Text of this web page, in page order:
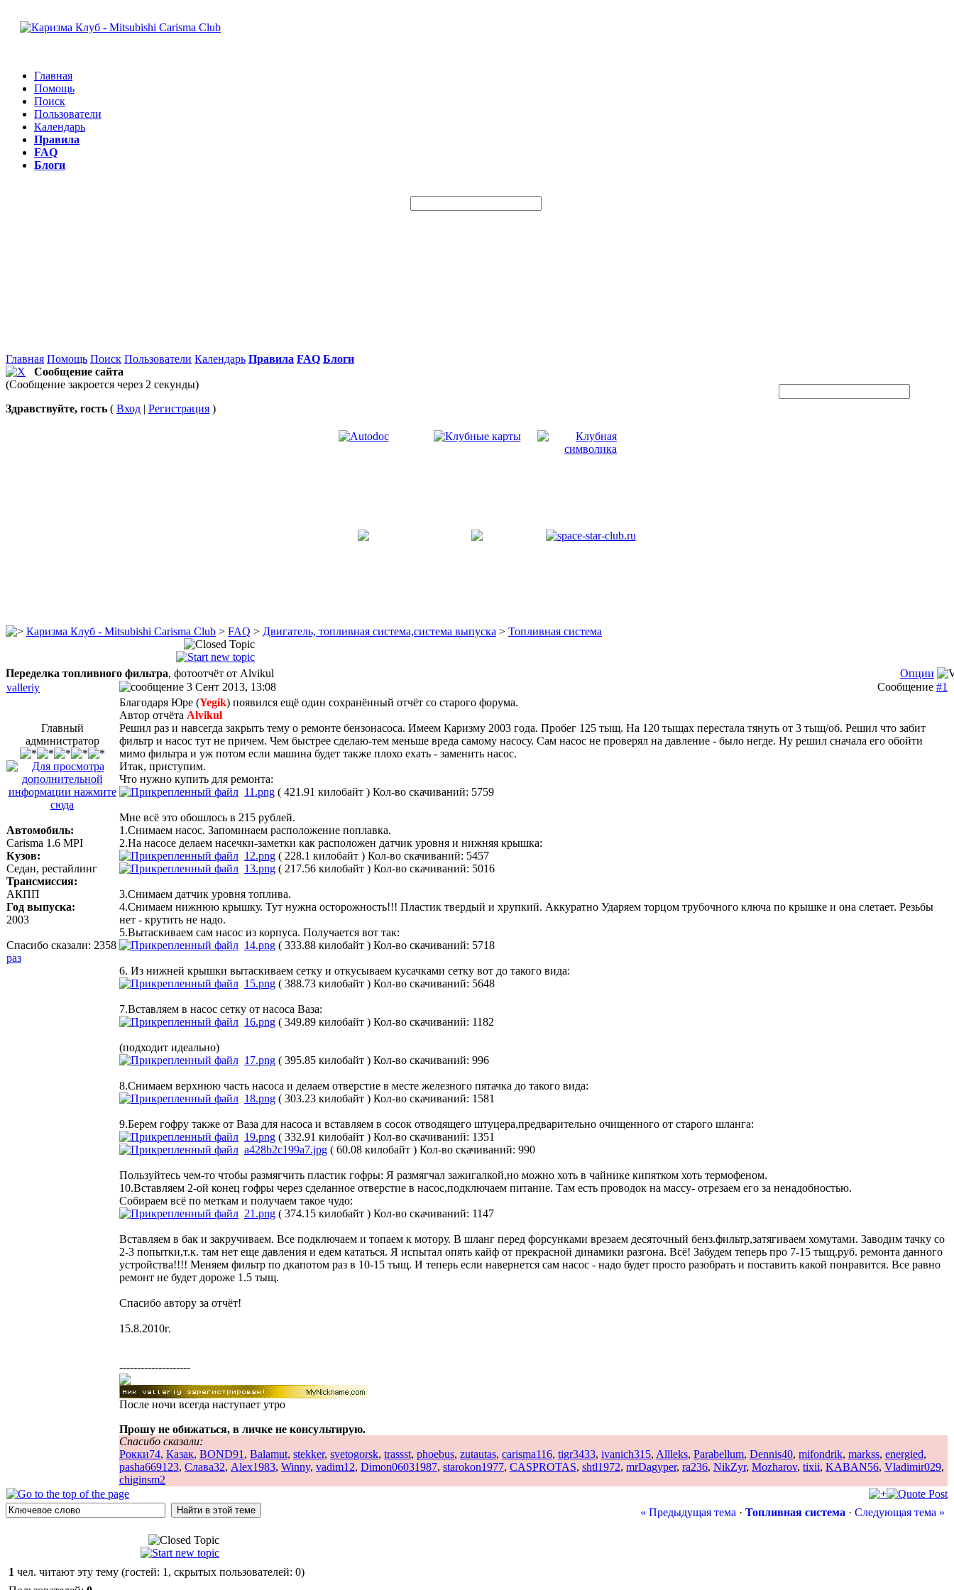
Главная
Помощь
Поиск
Пользователи
Календарь
Правила
FAQ
Блоги
Главная Помощь Поиск Пользователи Календарь Правила FAQ Блоги
Сообщение сайта
(Сообщение закроется через 2 секунды)
Здравствуйте, гость ( Вход | Регистрация )
Каризма Клуб - Mitsubishi Carisma Club > FAQ > Двигатель, топливная система,система выпуска > Топливная система
Переделка топливного фильтра, фотоотчёт от Alvikul
Опции
valleriy
3 Сент 2013, 13:08 Сообщение #1
Главный
администратор
Автомобиль:
Carisma 1.6 MPI
Кузов:
Седан, рестайлинг
Трансмиссия:
АКПП
Год выпуска:
2003
Спасибо сказали: 2358
раз
Благодаря Юре (Yegik) появился ещё один сохранённый отчёт со старого форума.
Автор отчёта Alvikul
Решил раз и навсегда закрыть тему о ремонте бензонасоса. Имеем Каризму 2003 года. Пробег 125 тыщ. На 120 тыщах перестала тянуть от 3 тыщ/об. Решил что забит
фильтр и насос тут не причем. Чем быстрее сделаю-тем меньше вреда самому насосу. Сам насос не проверял на давление - было негде. Ну решил сначала его обойти
мимо фильтра и уж потом если машина будет также плохо ехать - заменить насос.
Итак, приступим.
Что нужно купить для ремонта:
11.png ( 421.91 килобайт ) Кол-во скачиваний: 5759
Мне всё это обошлось в 215 рублей.
1.Снимаем насос. Запоминаем расположение поплавка.
2.На насосе делаем насечки-заметки как расположен датчик уровня и нижняя крышка:
12.png ( 228.1 килобайт ) Кол-во скачиваний: 5457
13.png ( 217.56 килобайт ) Кол-во скачиваний: 5016
3.Снимаем датчик уровня топлива.
4.Снимаем нижнюю крышку. Тут нужна осторожность!!! Пластик твердый и хрупкий. Аккуратно Ударяем торцом трубочного ключа по крышке и она слетает. Резьбы
нет - крутить не надо.
5.Вытаскиваем сам насос из корпуса. Получается вот так:
14.png ( 333.88 килобайт ) Кол-во скачиваний: 5718
6. Из нижней крышки вытаскиваем сетку и откусываем кусачками сетку вот до такого вида:
15.png ( 388.73 килобайт ) Кол-во скачиваний: 5648
7.Вставляем в насос сетку от насоса Ваза:
16.png ( 349.89 килобайт ) Кол-во скачиваний: 1182
(подходит идеально)
17.png ( 395.85 килобайт ) Кол-во скачиваний: 996
8.Снимаем верхнюю часть насоса и делаем отверстие в месте железного пятачка до такого вида:
18.png ( 303.23 килобайт ) Кол-во скачиваний: 1581
9.Берем гофру также от Ваза для насоса и вставляем в сосок отводящего штуцера,предварительно очищенного от старого шланга:
19.png ( 332.91 килобайт ) Кол-во скачиваний: 1351
a428b2c199a7.jpg ( 60.08 килобайт ) Кол-во скачиваний: 990
Пользуйтесь чем-то чтобы размягчить пластик гофры: Я размягчал зажигалкой,но можно хоть в чайнике кипятком хоть термофеном.
10.Вставляем 2-ой конец гофры через сделанное отверстие в насос,подключаем питание. Там есть проводок на массу- отрезаем его за ненадобностью.
Собираем всё по меткам и получаем такое чудо:
21.png ( 374.15 килобайт ) Кол-во скачиваний: 1147
Вставляем в бак и закручиваем. Все подключаем и топаем к мотору. В шланг перед форсунками врезаем десяточный бенз.фильтр,затягиваем хомутами. Заводим тачку со
2-3 попытки,т.к. там нет еще давления и едем кататься. Я испытал опять кайф от прекрасной динамики разгона. Всё! Забудем теперь про 7-15 тыщ.руб. ремонта данного
устройства!!!! Меняем фильтр по дкапотом раз в 10-15 тыщ. И теперь если навернется сам насос - надо будет просто разобрать и поставить какой понравится. Все равно
ремонт не будет дороже 1.5 тыщ.
Спасибо автору за отчёт!
15.8.2010г.
--------------------
После ночи всегда наступает утро
Прошу не обижаться, в личке не консультирую.
Спасибо сказали:
Рокки74, Казак, BOND91 , Balamut, stekker, svetogorsk, trassst, phoebus, zutautas, carisma116, tigr3433, ivanich315, Allleks, Parabellum, Dennis40, mifondrik, markss, energied,
pasha669123, Слава32, Alex1983, Winny, vadim12, Dimon06031987, starokon1977, CASPROTAS, shtl1972, mrDagyper, ra236, NikZyr, Mozharov, tixii, KABAN56, Vladimir029,
chiginsm2
« Предыдущая тема · Топливная система · Следующая тема »
1 чел. читают эту тему (гостей: 1, скрытых пользователей: 0)